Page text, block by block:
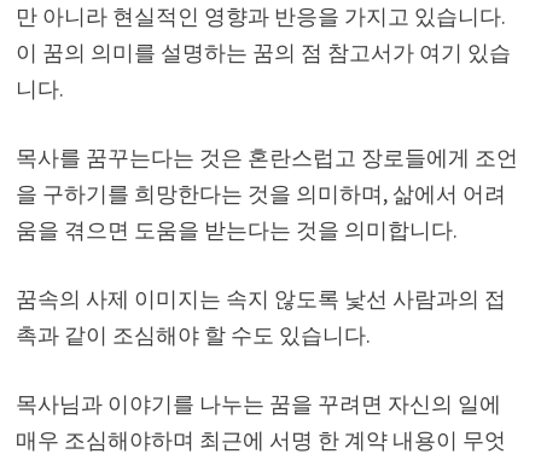
만 아니라 현실적인 영향과 반응을 가지고 있습니다.
이 꿈의 의미를 설명하는 꿈의 점 참고서가 여기 있습
니다.
목사를 꿈꾸는다는 것은 혼란스럽고 장로들에게 조언
을 구하기를 희망한다는 것을 의미하며, 삶에서 어려
움을 겪으면 도움을 받는다는 것을 의미합니다.
꿈속의 사제 이미지는 속지 않도록 낯선 사람과의 접
촉과 같이 조심해야 할 수도 있습니다.
목사님과 이야기를 나누는 꿈을 꾸려면 자신의 일에
매우 조심해야하며 최근에 서명 한 계약 내용이 무엇